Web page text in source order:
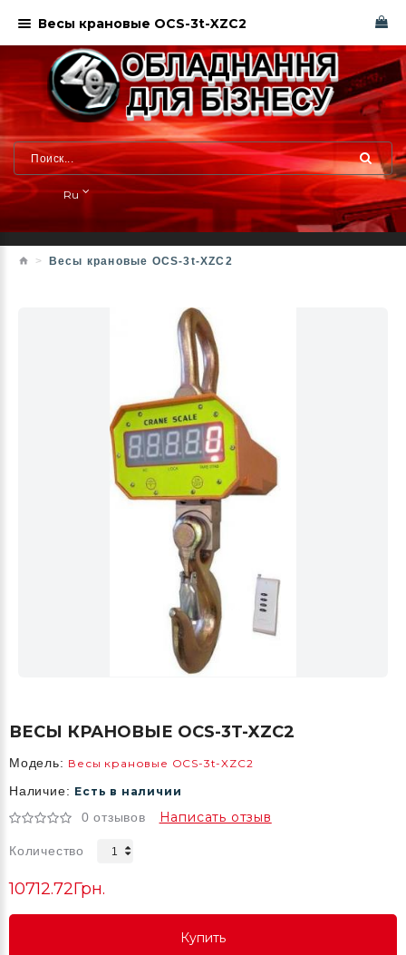
Ru
Весы крановые OCS-3t-XZC2
ВЕСЫ КРАНОВЫЕ OCS-3T-XZC2
Модель: Весы крановые OCS-3t-XZC2
Наличие: Есть в наличии
0 отзывов Написать отзыв
Количество
10712.72Грн.
Купить
Купить
Весы крановые OCS-3t-XZC2